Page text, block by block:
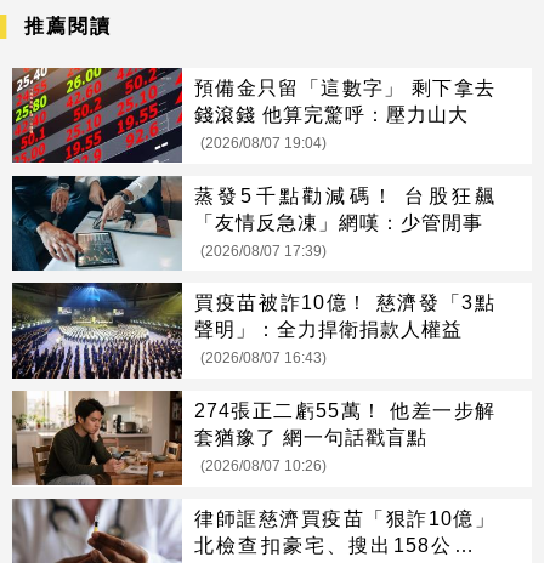
推薦閱讀
預備金只留「這數字」 剩下拿去
錢滾錢 他算完驚呼：壓力山大
(2026/08/07 19:04)
蒸發5千點勸減碼！ 台股狂飆
「友情反急凍」網嘆：少管閒事
(2026/08/07 17:39)
買疫苗被詐10億！ 慈濟發「3點
聲明」：全力捍衛捐款人權益
(2026/08/07 16:43)
274張正二虧55萬！ 他差一步解
套猶豫了 網一句話戳盲點
(2026/08/07 10:26)
律師誆慈濟買疫苗「狠詐10億」
北檢查扣豪宅、搜出158公斤黃